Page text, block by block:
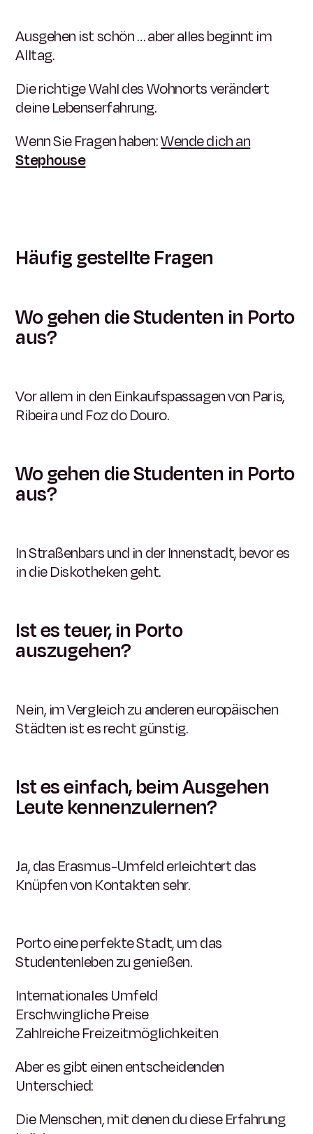
Ausgehen ist schön … aber alles beginnt im
Alltag.
Die richtige Wahl des Wohnorts verändert
deine Lebenserfahrung.
Wenn Sie Fragen haben:Wende dich an
Stephouse
Häufig gestellte Fragen
Wo gehen die Studenten in Porto
aus?
Vor allem in den Einkaufspassagen von Paris,
Ribeira und Foz do Douro.
Wo gehen die Studenten in Porto
aus?
In Straßenbars und in der Innenstadt, bevor es
in die Diskotheken geht.
Ist es teuer, in Porto
auszugehen?
Nein, im Vergleich zu anderen europäischen
Städten ist es recht günstig.
Ist es einfach, beim Ausgehen
Leute kennenzulernen?
Ja, das Erasmus-Umfeld erleichtert das
Knüpfen von Kontakten sehr.
Porto eine perfekte Stadt, um das
Studentenleben zu genießen.
Internationales Umfeld
Erschwingliche Preise
Zahlreiche Freizeitmöglichkeiten
Aber es gibt einen entscheidenden
Unterschied:
Die Menschen, mit denen du diese Erfahrung